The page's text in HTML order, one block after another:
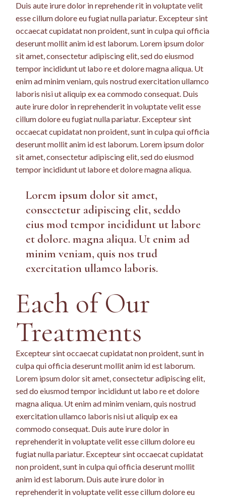
Duis aute irure dolor in reprehende rit in voluptate velit
esse cillum dolore eu fugiat nulla pariatur. Excepteur sint
occaecat cupidatat non proident, sunt in culpa qui officia
deserunt mollit anim id est laborum. Lorem ipsum dolor
sit amet, consectetur adipiscing elit, sed do eiusmod
tempor incididunt ut labo re et dolore magna aliqua. Ut
enim ad minim veniam, quis nostrud exercitation ullamco
laboris nisi ut aliquip ex ea commodo consequat. Duis
aute irure dolor in reprehenderit in voluptate velit esse
cillum dolore eu fugiat nulla pariatur. Excepteur sint
occaecat cupidatat non proident, sunt in culpa qui officia
deserunt mollit anim id est laborum. Lorem ipsum dolor
sit amet, consectetur adipiscing elit, sed do eiusmod
tempor incididunt ut labore et dolore magna aliqua.
Lorem ipsum dolor sit amet,
consectetur adipiscing elit, seddo
eius mod tempor incididunt ut labore
et dolore. magna aliqua. Ut enim ad
minim veniam, quis nos trud
exercitation ullamco laboris.
Each of Our
Treatments
Excepteur sint occaecat cupidatat non proident, sunt in
culpa qui officia deserunt mollit anim id est laborum.
Lorem ipsum dolor sit amet, consectetur adipiscing elit,
sed do eiusmod tempor incididunt ut labo re et dolore
magna aliqua. Ut enim ad minim veniam, quis nostrud
exercitation ullamco laboris nisi ut aliquip ex ea
commodo consequat. Duis aute irure dolor in
reprehenderit in voluptate velit esse cillum dolore eu
fugiat nulla pariatur. Excepteur sint occaecat cupidatat
non proident, sunt in culpa qui officia deserunt mollit
anim id est laborum. Duis aute irure dolor in
reprehenderit in voluptate velit esse cillum dolore eu